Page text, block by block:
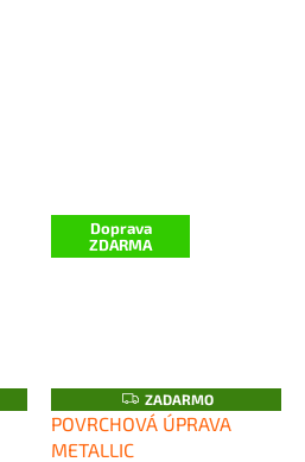
Doprava
ZDARMA
Z
A
D
ZADARMO
POVRCHOVÁ ÚPRAVA
METALLIC